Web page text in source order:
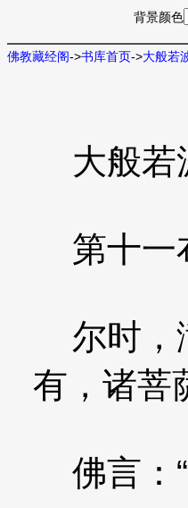
背景颜色
佛教藏经阁->书库首页->大般若
大般若
第十一
尔时，
有，诸菩
佛言：“